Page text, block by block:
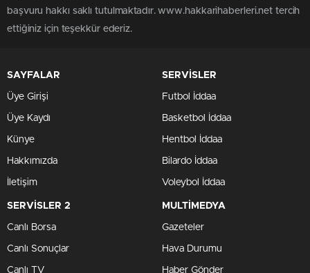
başvuru hakkı saklı tutulmaktadır. www.hakkarihaberleri.net tercih
ettiğiniz için teşekkür ederiz.
SAYFALAR
Üye Girişi
Üye Kaydı
Künye
Hakkımızda
İletişim
SERVİSLER
Futbol İddaa
Basketbol İddaa
Hentbol İddaa
Bilardo İddaa
Voleybol İddaa
SERVİSLER 2
Canlı Borsa
Canlı Sonuçlar
Canlı TV
MULTİMEDYA
Gazeteler
Hava Durumu
Haber Gönder